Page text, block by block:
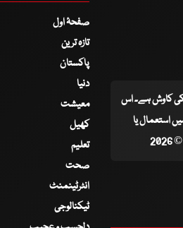
کی کاوش ہے۔ اس
استعمال یا
صفحۂ اول
تازہ ترین
پاکستان
دنیا
معیشت
کھیل
تعلیم
صحت
انٹرٹینمنٹ
ٹیکنالوجی